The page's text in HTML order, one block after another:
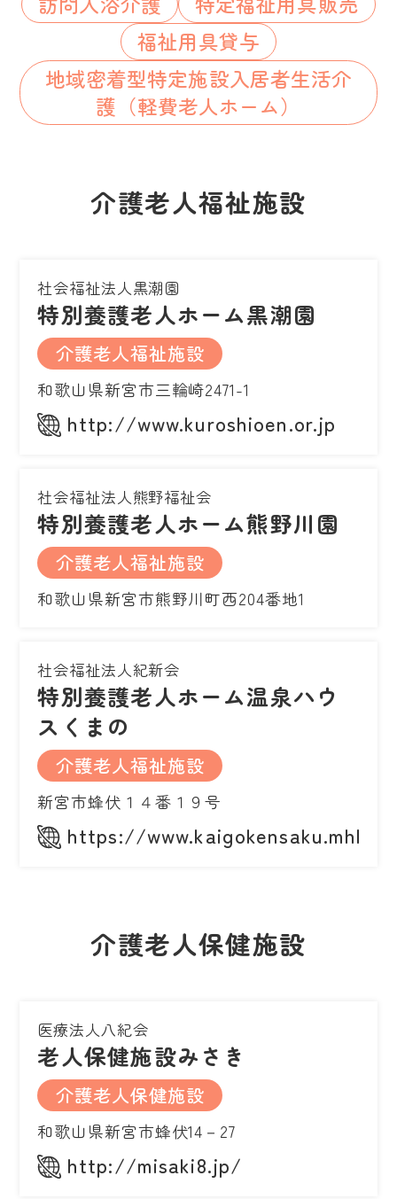
福祉用具貸与
地域密着型特定施設入居者生活介
護（軽費老人ホーム）
介護老人福祉施設
社会福祉法人黒潮園
特別養護老人ホーム黒潮園
介護老人福祉施設
和歌山県新宮市三輪崎2471-1
http://www.kuroshioen.or.jp
社会福祉法人熊野福祉会
特別養護老人ホーム熊野川園
介護老人福祉施設
和歌山県新宮市熊野川町西204番地1
社会福祉法人紀新会
特別養護老人ホーム温泉ハウ
スくまの
介護老人福祉施設
新宮市蜂伏１４番１９号
https://
介護老人保健施設
医療法人八紀会
老人保健施設みさき
介護老人保健施設
和歌山県新宮市蜂伏14－27
http://misaki8.jp/